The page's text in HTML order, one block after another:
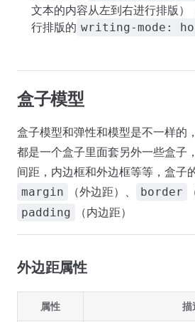
文本的内容从左到右进行排版）
行排版的 writing-mode:
盒子模型
盒子模型和弹性和模型是不一样的
都是一个盒子里面套另外一些盒子
间距，内边框和外边框等等，盒子
margin （外边距）、 border
padding （内边距）
外边距属性
属性 描